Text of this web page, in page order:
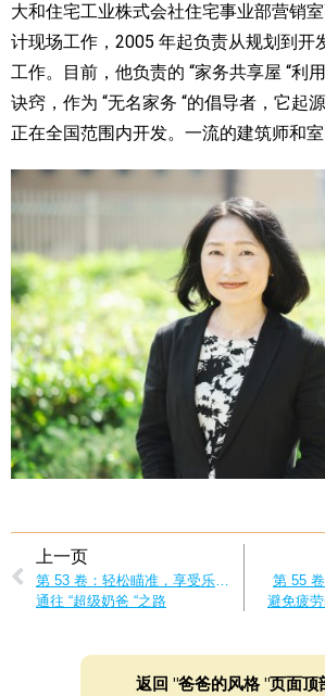
大和住宅工业株式会社住宅事业部营销
计现场工作，2005 年起负责从规划到开
工作。目前，他负责的 “家务共享屋 “利
诀窍，作为 “无名家务 “的倡导者，它起
正在全国范围内开发。一流的建筑师和室
上一页
第 53 卷：轻松瞄准，享受乐趣！
通往 “超级奶爸 “之路
第 55 卷
避免疲劳
返回 "爸爸的风格 "页面顶